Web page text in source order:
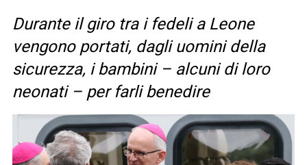
Durante il giro tra i fedeli a Leone
vengono portati, dagli uomini della
sicurezza, i bambini – alcuni di loro
neonati – per farli benedire